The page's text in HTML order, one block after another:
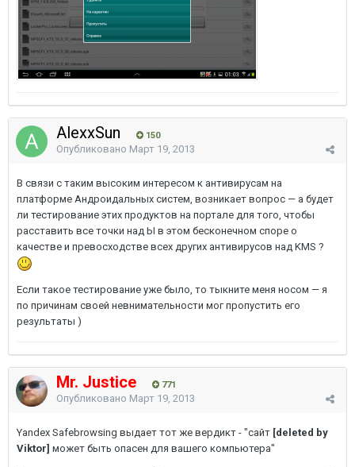
AlexxSun 150
Опубликовано Март 19, 2013
В связи с таким высоким интересом к антивирусам на
платформе Андроидальных систем, возникает вопрос — а будет
ли тестирование этих продуктов на портале для того, чтобы
расставить все точки над Ы в этом бесконечном споре о
качестве и превосходстве всех других антивирусов над KMS ?
Если такое тестирование уже было, то тыкните меня носом — я
по причинам своей невнимательности мог пропустить его
результаты )
Mr. Justice 771
Опубликовано Март 19, 2013
Yandex Safebrowsing выдает тот же вердикт - "сайт [deleted by
Viktor] может быть опасен для вашего компьютера"